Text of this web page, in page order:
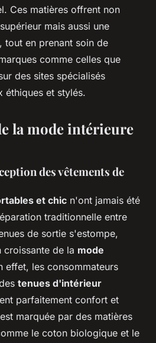
Ces matières offrent non
mais aussi une
, tout en prenant soin de
comme celles que
des sites spécialisés
éthiques et stylés.
la mode intérieure
des vêtements de
et chic n'ont jamais été
traditionnelle entre
de sortie s'estompe,
croissante de la mode
effet, les consommateurs
tenues d'intérieur
parfaitement confort et
marquée par des matières
le coton biologique et le